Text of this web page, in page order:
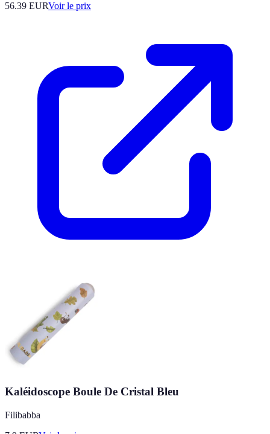
56.39 EURVoir le prix
Kaléidoscope Boule De Cristal Bleu
Filibabba